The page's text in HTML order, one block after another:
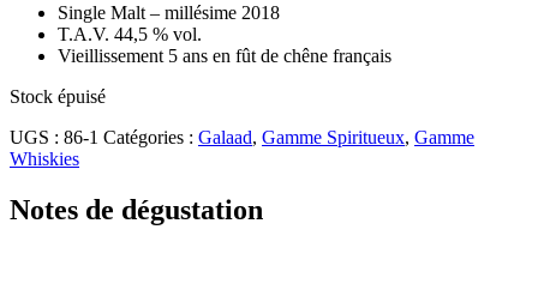
Single Malt – millésime 2018
T.A.V. 44,5 % vol.
Vieillissement 5 ans en fût de chêne français
Stock épuisé
UGS : 86-1 Catégories : Galaad, Gamme Spiritueux, Gamme
Whiskies
Notes de dégustation